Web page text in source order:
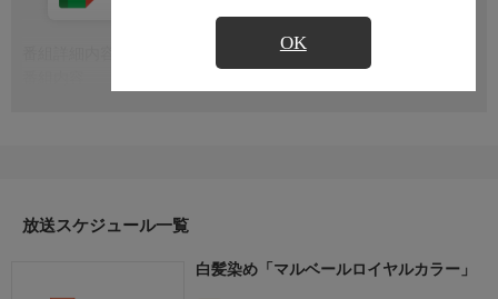
OK
放送スケジュール一覧
白髪染め「マルベールロイヤルカラー」